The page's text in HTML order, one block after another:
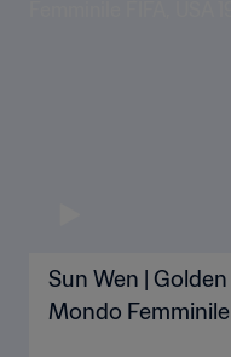
Sun Wen |
Mondo Femminile